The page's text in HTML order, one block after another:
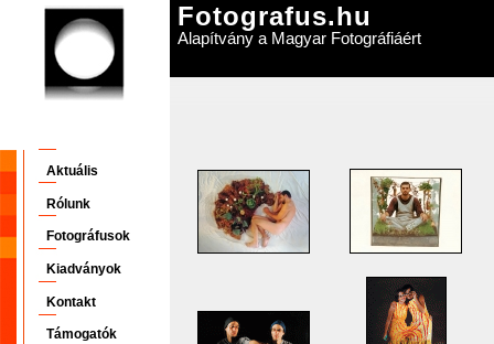
Fotografus.hu
Alapítvány a Magyar Fotográfiáért
Aktuális
Rólunk
Fotográfusok
Kiadványok
Kontakt
Támogatók